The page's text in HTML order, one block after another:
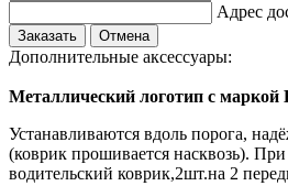
Адрес
Заказать Отмена
Дополнительные аксессуары:
Металлический логотип с маркой
Устанавливаются вдоль порога,
(коврик прошивается насквозь). При
водительский коврик,2шт.на 2